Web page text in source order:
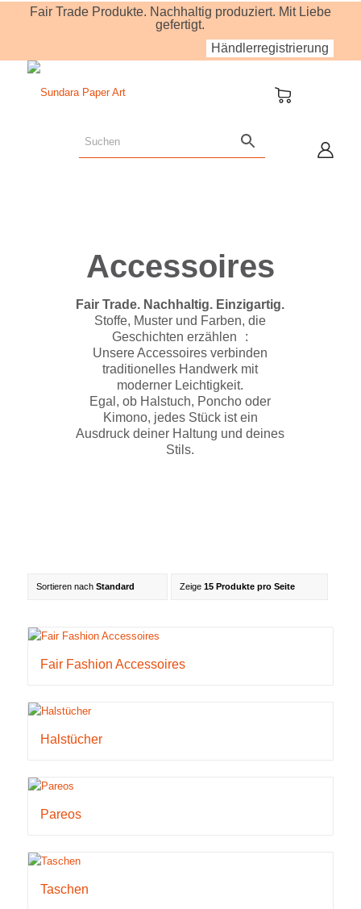
Fair Trade Produkte. Nachhaltig produziert. Mit Liebe
gefertigt.
Händlerregistrierung
Accessoires
Fair Trade. Nachhaltig. Einzigartig.
Stoffe, Muster und Farben, die
Geschichten erzählen :
Unsere Accessoires verbinden
traditionelles Handwerk mit
moderner Leichtigkeit.
Egal, ob Halstuch, Poncho oder
Kimono, jedes Stück ist ein
Ausdruck deiner Haltung und deines
Stils.
Sortieren nach Standard Zeige 15 Produkte pro Seite
Fair Fashion Accessoires
Halstücher
Pareos
Taschen